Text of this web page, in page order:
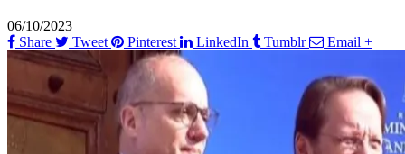
06/10/2023
Share
Tweet Pinterest LinkedIn Tumblr Email +